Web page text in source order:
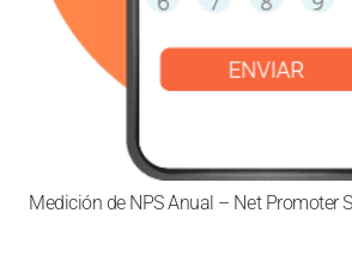
Medición de NPS Anual – Net Promoter